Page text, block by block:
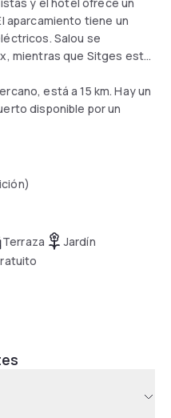
aparcamiento tiene un
Salou se
mientras que Sitges está
está a 15 km. Hay un
disponible por un
Terraza
Jardín